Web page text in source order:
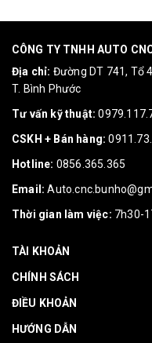
CÔNG TY TNHH AUTO
Địa chỉ: Đường DT 741, Tổ
T. Bình Phước
Tư vấn kỹ thuật:
CSKH + Bán hàng:
Hotline: 0856.365.365
Email:
Thời gian làm việc: 7h30-
TÀI KHOẢN
CHÍNH SÁCH
ĐIỀU KHOẢN
HƯỚNG DẪN